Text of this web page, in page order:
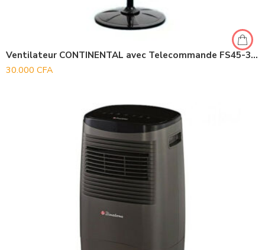
Ventilateur CONTINENTAL avec Telecommande FS45-302R
30.000 CFA